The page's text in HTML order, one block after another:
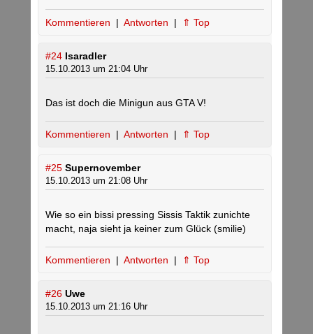
Kommentieren | Antworten | ⇑ Top
#24 Isaradler
15.10.2013 um 21:04 Uhr
Das ist doch die Minigun aus GTA V!
Kommentieren | Antworten | ⇑ Top
#25 Supernovember
15.10.2013 um 21:08 Uhr
Wie so ein bissi pressing Sissis Taktik zunichte
macht, naja sieht ja keiner zum Glück (smilie)
Kommentieren | Antworten | ⇑ Top
#26 Uwe
15.10.2013 um 21:16 Uhr